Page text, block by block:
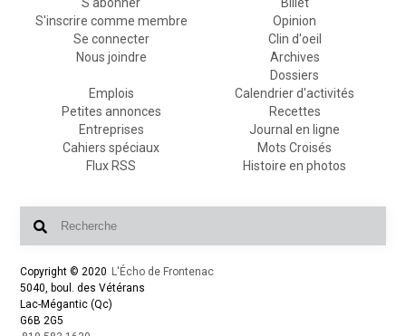
S'abonner
S'inscrire comme membre
Se connecter
Nous joindre
Billet
Opinion
Clin d'oeil
Archives
Dossiers
Emplois
Petites annonces
Entreprises
Cahiers spéciaux
Flux RSS
Calendrier d'activités
Recettes
Journal en ligne
Mots Croisés
Histoire en photos
Copyright © 2020 L'Écho de Frontenac
5040, boul. des Vétérans
Lac-Mégantic (Qc)
G6B 2G5